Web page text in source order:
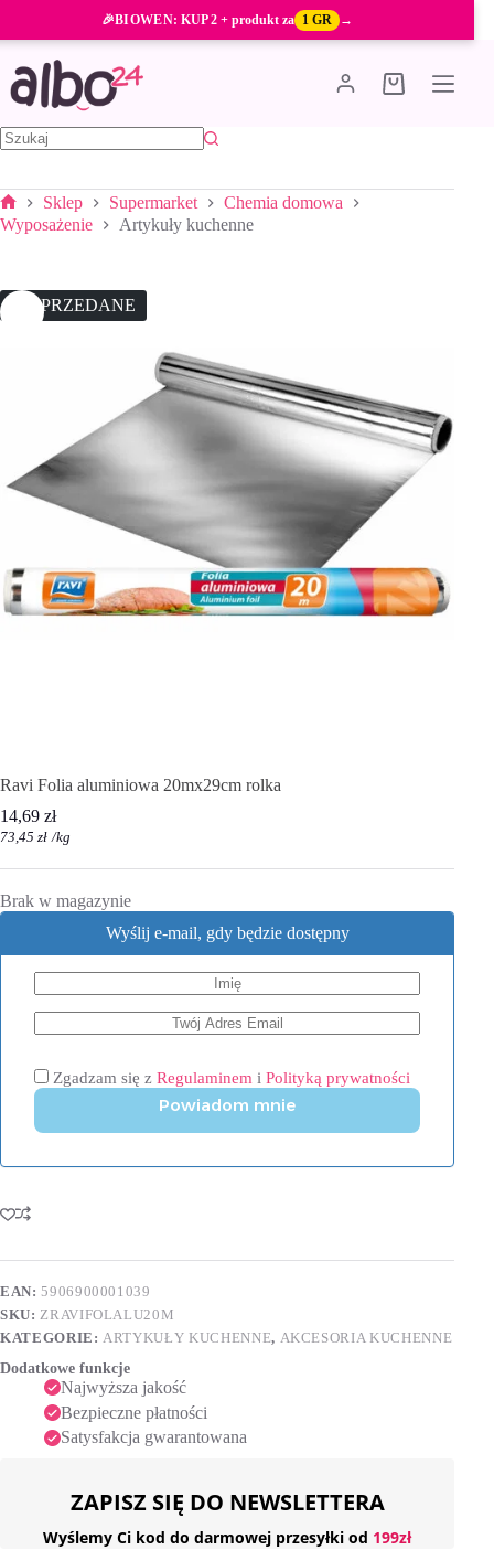
treści
🎉BIOWEN: KUP 2 + produkt za 1 GR →
Koszyk
Strona
główna
Sklep Supermarket
Chemia domowa
Wyposażenie
Artykuły kuchenne
WYPRZEDANE
Ravi Folia aluminiowa 20mx29cm rolka
14,69 zł
73,45 zł /kg
Brak w magazynie
Wyślij e-mail, gdy będzie dostępny
Zgadzam się z Regulaminem i Polityką prywatności
Powiadom mnie
EAN:5906900001039
SKU: ZRAVIFOLALU20M
KATEGORIE: ARTYKUŁY KUCHENNE, AKCESORIA KUCHENNE
Dodatkowe funkcje
Najwyższa jakość
Bezpieczne płatności
Satysfakcja gwarantowana
ZAPISZ SIĘ DO NEWSLETTERA
Wyślemy Ci kod do darmowej przesyłki od 199zł